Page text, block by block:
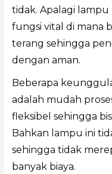
tidak. Apalagi
fungsi vital di mana
terang sehingga
dengan aman.
Beberapa
adalah mudah
fleksibel sehingga
Bahkan lampu ini
sehingga tidak
banyak biaya.